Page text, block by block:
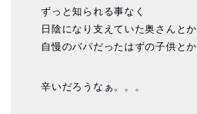
ずっと知られる事なく
日陰になり支えていた奥さんとか
自慢のバパだったはずの子供とか
辛いだろうなぁ。。。